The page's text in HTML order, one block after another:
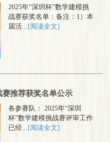
2025年“深圳杯”数学建模挑
战赛获奖名单：备注：1）本
届活... [阅读全文]
推荐获奖名单公示
各参赛队： 2025年“深圳
杯”数学建模挑战赛评审工作
已经... [阅读全文]